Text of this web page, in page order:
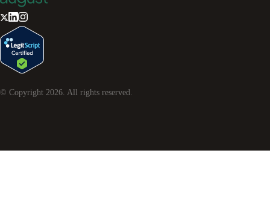
© Copyright 2026. All rights reserved.